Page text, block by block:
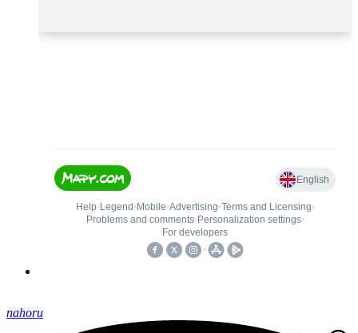
nahoru